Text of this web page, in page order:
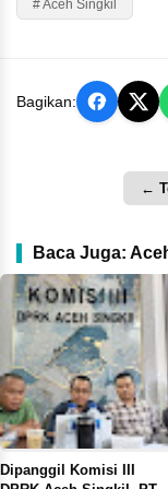
# Aceh Singkil
Bagikan:
←
Baca Juga:
Sepihak! Joni